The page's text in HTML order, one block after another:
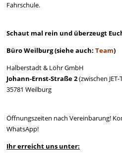
Schaut mal rein und überzeugt
Büro Weilburg (siehe auch:Team)
Halberstadt & Löhr GmbH
Johann-Ernst-Straße 2(zwischen
35781 Weilburg
Öffnungszeiten nach Vereinbarung!
WhatsApp!
Ihr erreicht uns unter: